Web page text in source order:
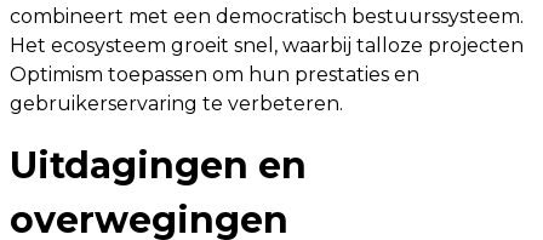
combineert met een democratisch bestuurssysteem.
Het ecosysteem groeit snel, waarbij talloze projecten
Optimism toepassen om hun prestaties en
gebruikerservaring te verbeteren.
Uitdagingen en
overwegingen